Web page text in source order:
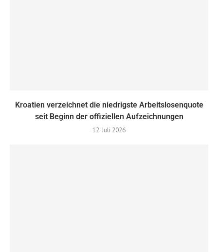
Kroatien verzeichnet die niedrigste Arbeitslosenquote
seit Beginn der offiziellen Aufzeichnungen
12. Juli 2026